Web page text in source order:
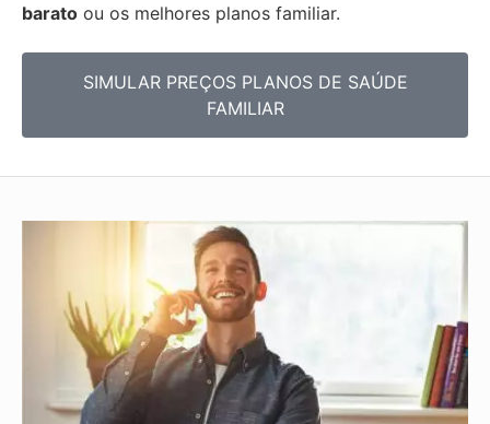
barato ou os melhores planos familiar.
SIMULAR PREÇOS PLANOS DE SAÚDE
FAMILIAR